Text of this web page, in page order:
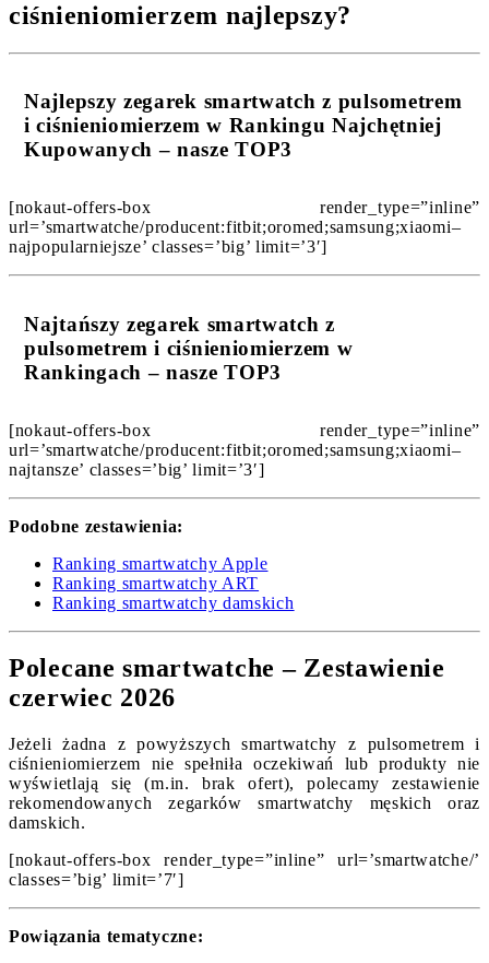
ciśnieniomierzem najlepszy?
Najlepszy zegarek smartwatch z pulsometrem
i ciśnieniomierzem w Rankingu Najchętniej
Kupowanych – nasze TOP3
[nokaut-offers-box render_type=”inline”
url=’smartwatche/producent:fitbit;oromed;samsung;xiaomi–
najpopularniejsze’ classes=’big’ limit=’3′]
Najtańszy zegarek smartwatch z
pulsometrem i ciśnieniomierzem w
Rankingach – nasze TOP3
[nokaut-offers-box render_type=”inline”
url=’smartwatche/producent:fitbit;oromed;samsung;xiaomi–
najtansze’ classes=’big’ limit=’3′]
Podobne zestawienia:
Ranking smartwatchy Apple
Ranking smartwatchy ART
Ranking smartwatchy damskich
Polecane smartwatche – Zestawienie
czerwiec 2026
Jeżeli żadna z powyższych smartwatchy z pulsometrem i
ciśnieniomierzem nie spełniła oczekiwań lub produkty nie
wyświetlają się (m.in. brak ofert), polecamy zestawienie
rekomendowanych zegarków smartwatchy męskich oraz
damskich.
[nokaut-offers-box render_type=”inline” url=’smartwatche/’
classes=’big’ limit=’7′]
Powiązania tematyczne: